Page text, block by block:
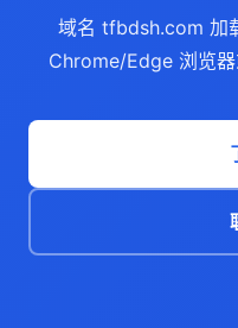
域名 tfbdsh.com 加
Chrome/Edge 浏览器